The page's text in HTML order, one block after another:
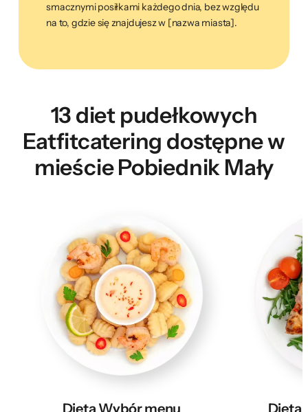
smacznymi posiłkami każdego dnia, bez względu
na to, gdzie się znajdujesz w [nazwa miasta].
13 diet pudełkowych
Eatfitcatering dostępne w
mieście Pobiednik Mały